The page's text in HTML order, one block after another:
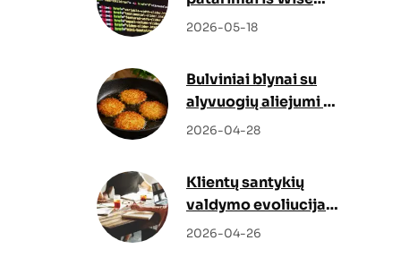
Docs
2026-05-18
Bulviniai blynai su
alyvuogių aliejumi –
netikėtas, bet
2026-04-28
Klientų santykių
valdymo evoliucija:
kaip Odoo CRM ir
2026-04-26